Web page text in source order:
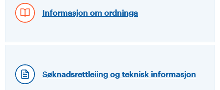
Informasjon om ordninga
Søknadsrettleiing og teknisk informasjon